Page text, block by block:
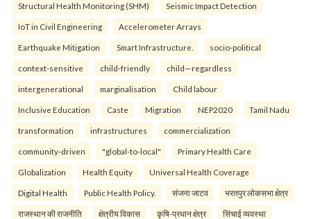
Structural Health Monitoring (SHM) Seismic Impact Detection
IoT in Civil Engineering Accelerometer Arrays
Earthquake Mitigation Smart Infrastructure. socio-political
context-sensitive child-friendly child—regardless
intergenerational marginalisation Child labour
Inclusive Education Caste Migration NEP2020 Tamil Nadu
transformation infrastructures commercialization
community-driven "global-to-local" Primary Health Care
Globalization Health Equity Universal Health Coverage
Digital Health Public Health Policy. संजना जाटव भरतपुर लोकसभा क्षेत्र
राजस्थान की राजनीति क्षेत्रीय विकास कृषि-प्रधान क्षेत्र सिंचाई व्यवस्था